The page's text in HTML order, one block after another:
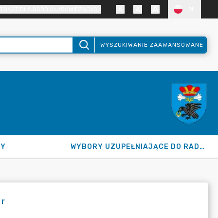
WYSZUKIWANIE ZAAWANSOWANE
WYBORY UZUPEŁNIAJĄCE DO RADY GMINY 2026
r